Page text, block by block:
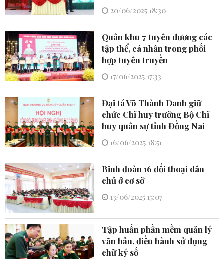
20/06/2025 18:30
Quân khu 7 tuyên dương các
tập thể, cá nhân trong phối
hợp tuyên truyền
17/06/2025 17:33
Đại tá Võ Thành Danh giữ
chức Chỉ huy trưởng Bộ Chỉ
huy quân sự tỉnh Đồng Nai
16/06/2025 18:51
Binh đoàn 16 đối thoại dân
chủ ở cơ sở
13/06/2025 15:07
Tập huấn phần mềm quản lý
văn bản, điều hành sử dụng
chữ ký số